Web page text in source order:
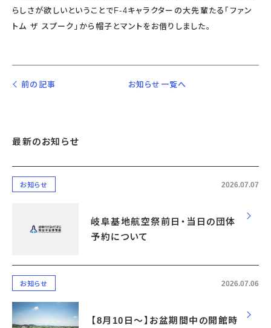
らしさが欲しいということでF-4キャラクターの大先輩たる「ファン
トム ザ スプーク」から帽子とマントをお借りしました。
前の記事 お知らせ一覧へ
最新のお知らせ
お知らせ
岐阜基地航空祭前日・当日の団体
予約について
2026.07.07
お知らせ
【8月10日～】お盆期間中の開館時
2026.07.06